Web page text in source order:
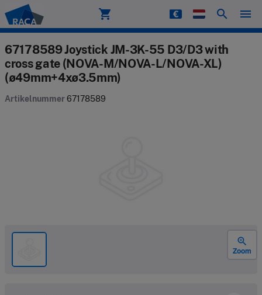
Raca shopping_cart search menu
67178589 Joystick JM-3K-55 D3/D3 with
cross gate (NOVA-M/NOVA-L/NOVA-XL)
(ø49mm+4xø3.5mm)
Artikelnummer67178589
zoom_in
Zoom